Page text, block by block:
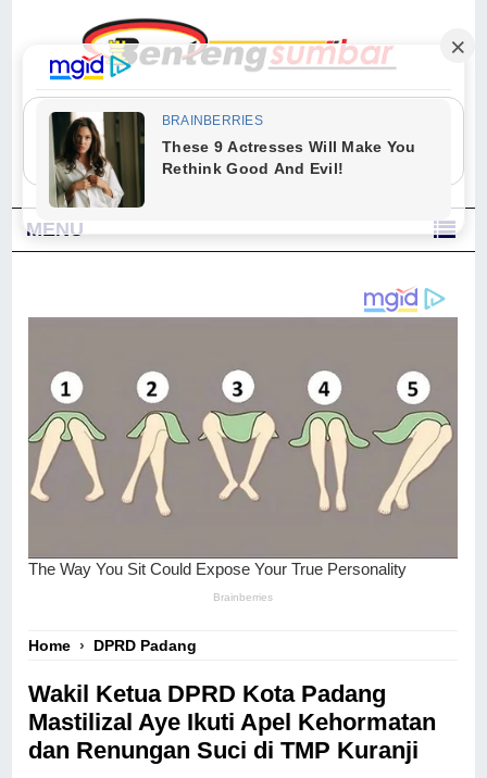
"Sesungguhnya Allah dan para malaikat-Nya berselawat untuk Nabi.
Wahai orang-orang yang beriman, berselawatlah kamu untuk Nabi dan
ucapkanlah salam dengan penuh penghormatan kepadanya." (Qs. Al
Ahzab Ayat 56)
MENU
Home › DPRD Padang
Wakil Ketua DPRD Kota Padang
Mastilizal Aye Ikuti Apel Kehormatan
dan Renungan Suci di TMP Kuranji